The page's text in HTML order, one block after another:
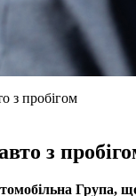
з пробігом
з
Група, що